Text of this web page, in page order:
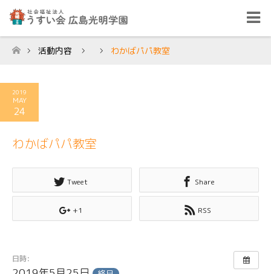
ホーム
活動内容 わかばパパ教室
2019
MAY
24
わかばパパ教室
Tweet Share
+1 RSS
日時: